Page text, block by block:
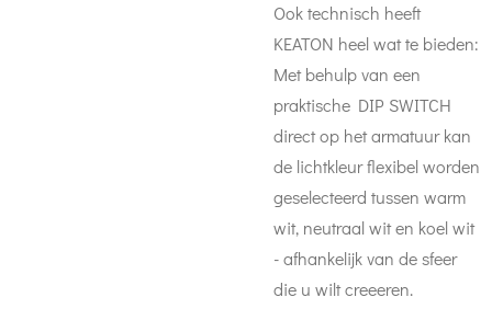
Ook technisch heeft
KEATON heel wat te bieden:
Met behulp van een
praktische DIP SWITCH
direct op het armatuur kan
de lichtkleur flexibel worden
geselecteerd tussen warm
wit, neutraal wit en koel wit
- afhankelijk van de sfeer
die u wilt creeeren.